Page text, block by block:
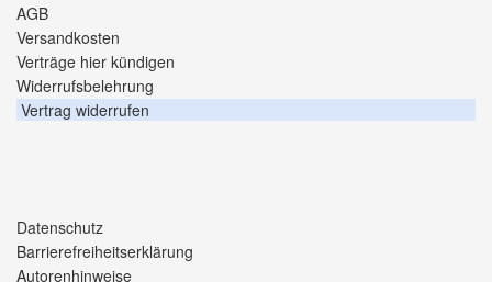
AGB
Versandkosten
Verträge hier kündigen
Widerrufsbelehrung
Vertrag widerrufen
Datenschutz
Barrierefreiheitserklärung
Autorenhinweise